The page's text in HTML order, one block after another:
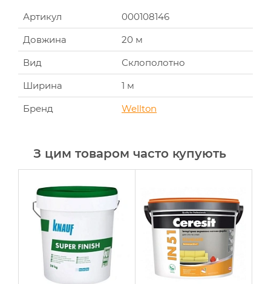
Артикул
000108146
Довжина
20 м
Вид
Склополотно
Ширина
1 м
Бренд
Wellton
З цим товаром часто купують